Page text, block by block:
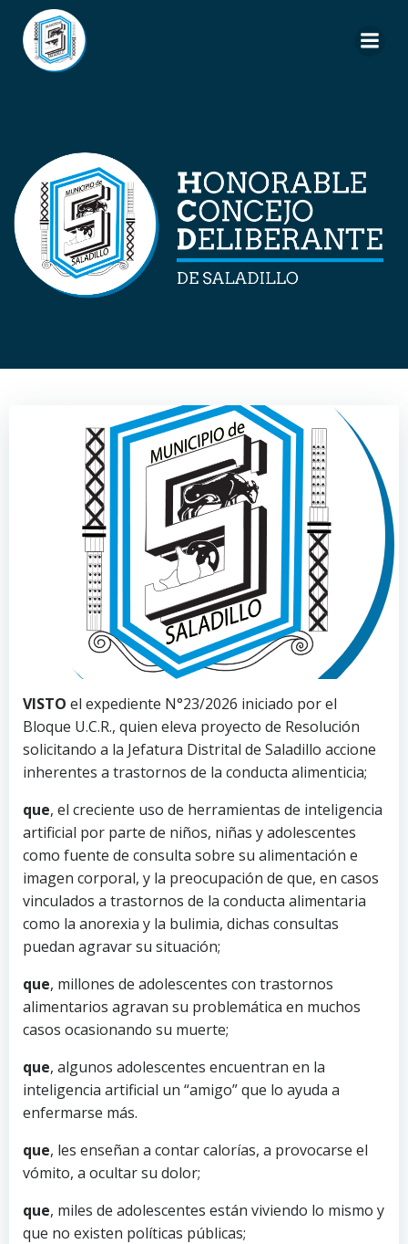
VISTO el expediente N°23/2026 iniciado por el
Bloque U.C.R., quien eleva proyecto de Resolución
solicitando a la Jefatura Distrital de Saladillo accione
inherentes a trastornos de la conducta alimenticia;
que, el creciente uso de herramientas de inteligencia
artificial por parte de niños, niñas y adolescentes
como fuente de consulta sobre su alimentación e
imagen corporal, y la preocupación de que, en casos
vinculados a trastornos de la conducta alimentaria
como la anorexia y la bulimia, dichas consultas
puedan agravar su situación;
que, millones de adolescentes con trastornos
alimentarios agravan su problemática en muchos
casos ocasionando su muerte;
que, algunos adolescentes encuentran en la
inteligencia artificial un “amigo” que lo ayuda a
enfermarse más.
que, les enseñan a contar calorías, a provocarse el
vómito, a ocultar su dolor;
que, miles de adolescentes están viviendo lo mismo y
que no existen políticas públicas;